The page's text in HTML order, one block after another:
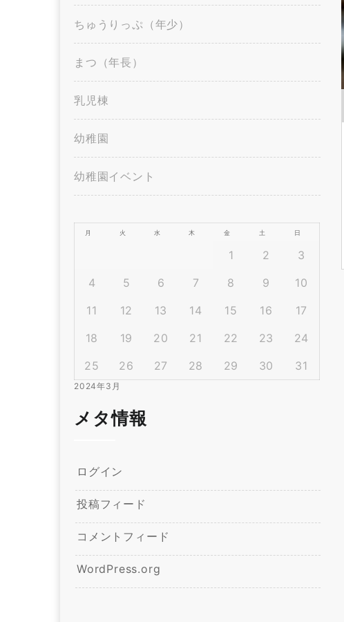
ちゅうりっぷ（年少）
まつ（年長）
乳児棟
幼稚園
幼稚園イベント
2024年3月
月 火 水 木 金 土 日
1 2
3
4
5 6 7 8 9
10
11
12 13 14 15 16
17
18
19 20 21 22 23
24
25
26 27 28 29 30 31
メタ情報
ログイン
投稿フィード
コメントフィード
WordPress.org